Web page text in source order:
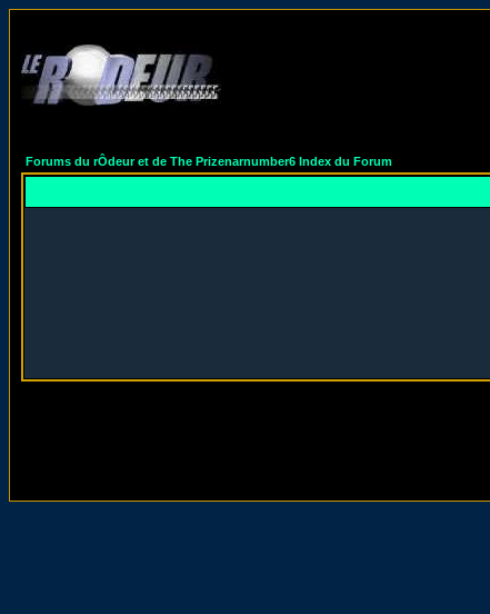
Forums du rÔdeur et de The Prizenarnumber6 Index du Forum